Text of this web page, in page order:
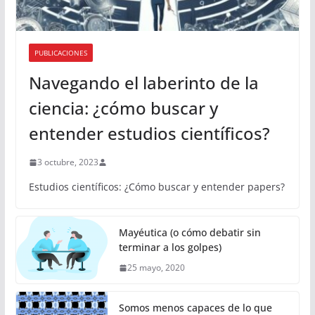
PUBLICACIONES
Navegando el laberinto de la
ciencia: ¿cómo buscar y
entender estudios científicos?
3 octubre, 2023
Estudios científicos: ¿Cómo buscar y entender papers?
Mayéutica (o cómo debatir sin
terminar a los golpes)
25 mayo, 2020
Somos menos capaces de lo que